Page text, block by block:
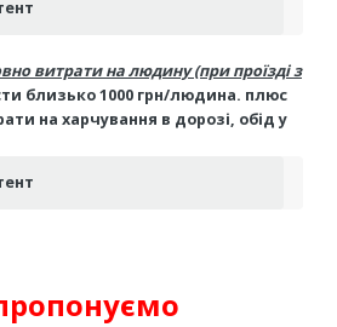
витрати на людину (при проїзді з
близько 1000 грн/людина. плюс
на харчування в дорозі, обід у